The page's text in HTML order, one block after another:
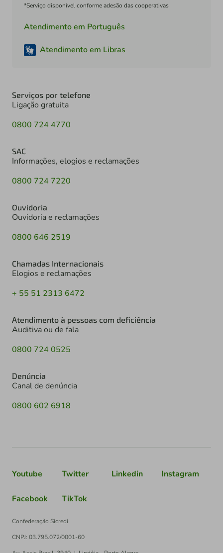
*Serviço disponível conforme adesão das cooperativas
Atendimento em Português
Atendimento em Libras
Serviços por telefone
Ligação gratuita
0800 724 4770
SAC
Informações, elogios e reclamações
0800 724 7220
Ouvidoria
Ouvidoria e reclamações
0800 646 2519
Chamadas Internacionais
Elogios e reclamações
+ 55 51 2313 6472
Atendimento à pessoas com deficiência
Auditiva ou de fala
0800 724 0525
Denúncia
Canal de denúncia
0800 602 6918
Youtube Twitter Linkedin Instagram
Facebook TikTok
Confederação Sicredi
CNPJ: 03.795.072/0001-60